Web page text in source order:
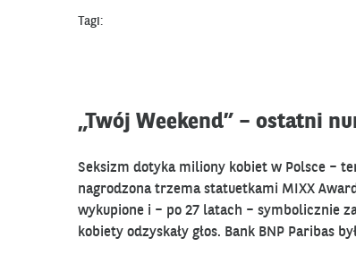
Tagi:
„Twój Weekend” – ostatni
Seksizm dotyka miliony kobiet w Polsce –
nagrodzona trzema statuetkami MIXX
wykupione i – po 27 latach – symbolicznie
kobiety odzyskały głos. Bank BNP Paribas